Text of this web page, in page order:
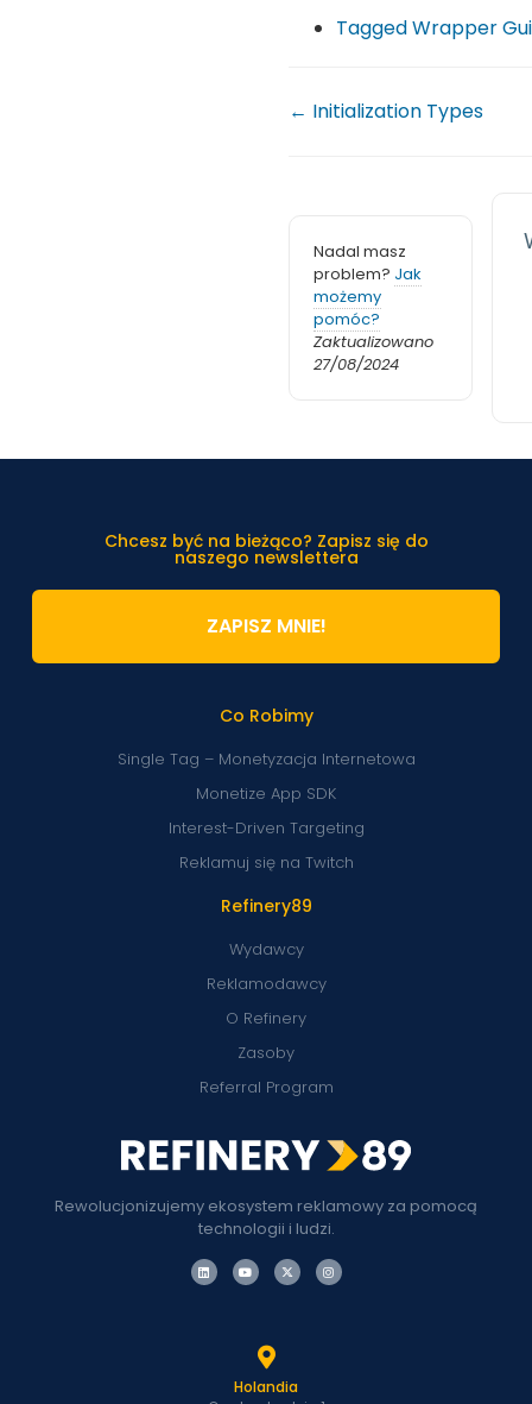
Tagged Wrapper
← Initialization Types
Nadal masz
problem? Jak
możemy
pomóc?
Zaktualizowano
27/08/2024
Rewolucjonizujemy ekosystem reklamowy za pomocą
technologii i ludzi.
Refinery89
Wydawcy
Reklamodawcy
O Refinery
Zasoby
Referral Program
Co Robimy
Single Tag – Monetyzacja Internetowa
Monetize App SDK
Interest-Driven Targeting
Reklamuj się na Twitch
Chcesz być na bieżąco? Zapisz się do
naszego newslettera
ZAPISZ MNIE!
Holandia